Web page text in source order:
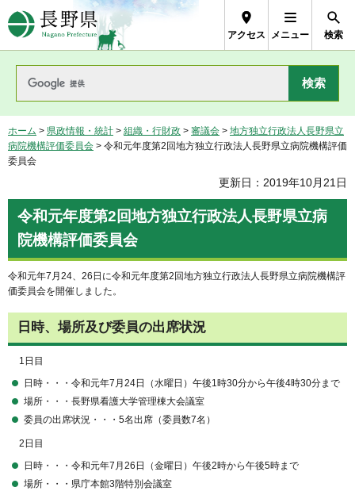
長野県Nagano Prefecture
アクセス メニュー 検索
ホーム > 県政情報・統計 > 組織・行財政 > 審議会 > 地方独立行政法人長野県立
病院機構評価委員会 > 令和元年度第2回地方独立行政法人長野県立病院機構評価
委員会
更新日：2019年10月21日
令和元年度第2回地方独立行政法人長野県立病
院機構評価委員会
令和元年7月24、26日に令和元年度第2回地方独立行政法人長野県立病院機構評
価委員会を開催しました。
日時、場所及び委員の出席状況
1日目
日時・・・令和元年7月24日（水曜日）午後1時30分から午後4時30分まで
場所・・・長野県看護大学管理棟大会議室
委員の出席状況・・・5名出席（委員数7名）
2日目
日時・・・令和元年7月26日（金曜日）午後2時から午後5時まで
場所・・・県庁本館3階特別会議室